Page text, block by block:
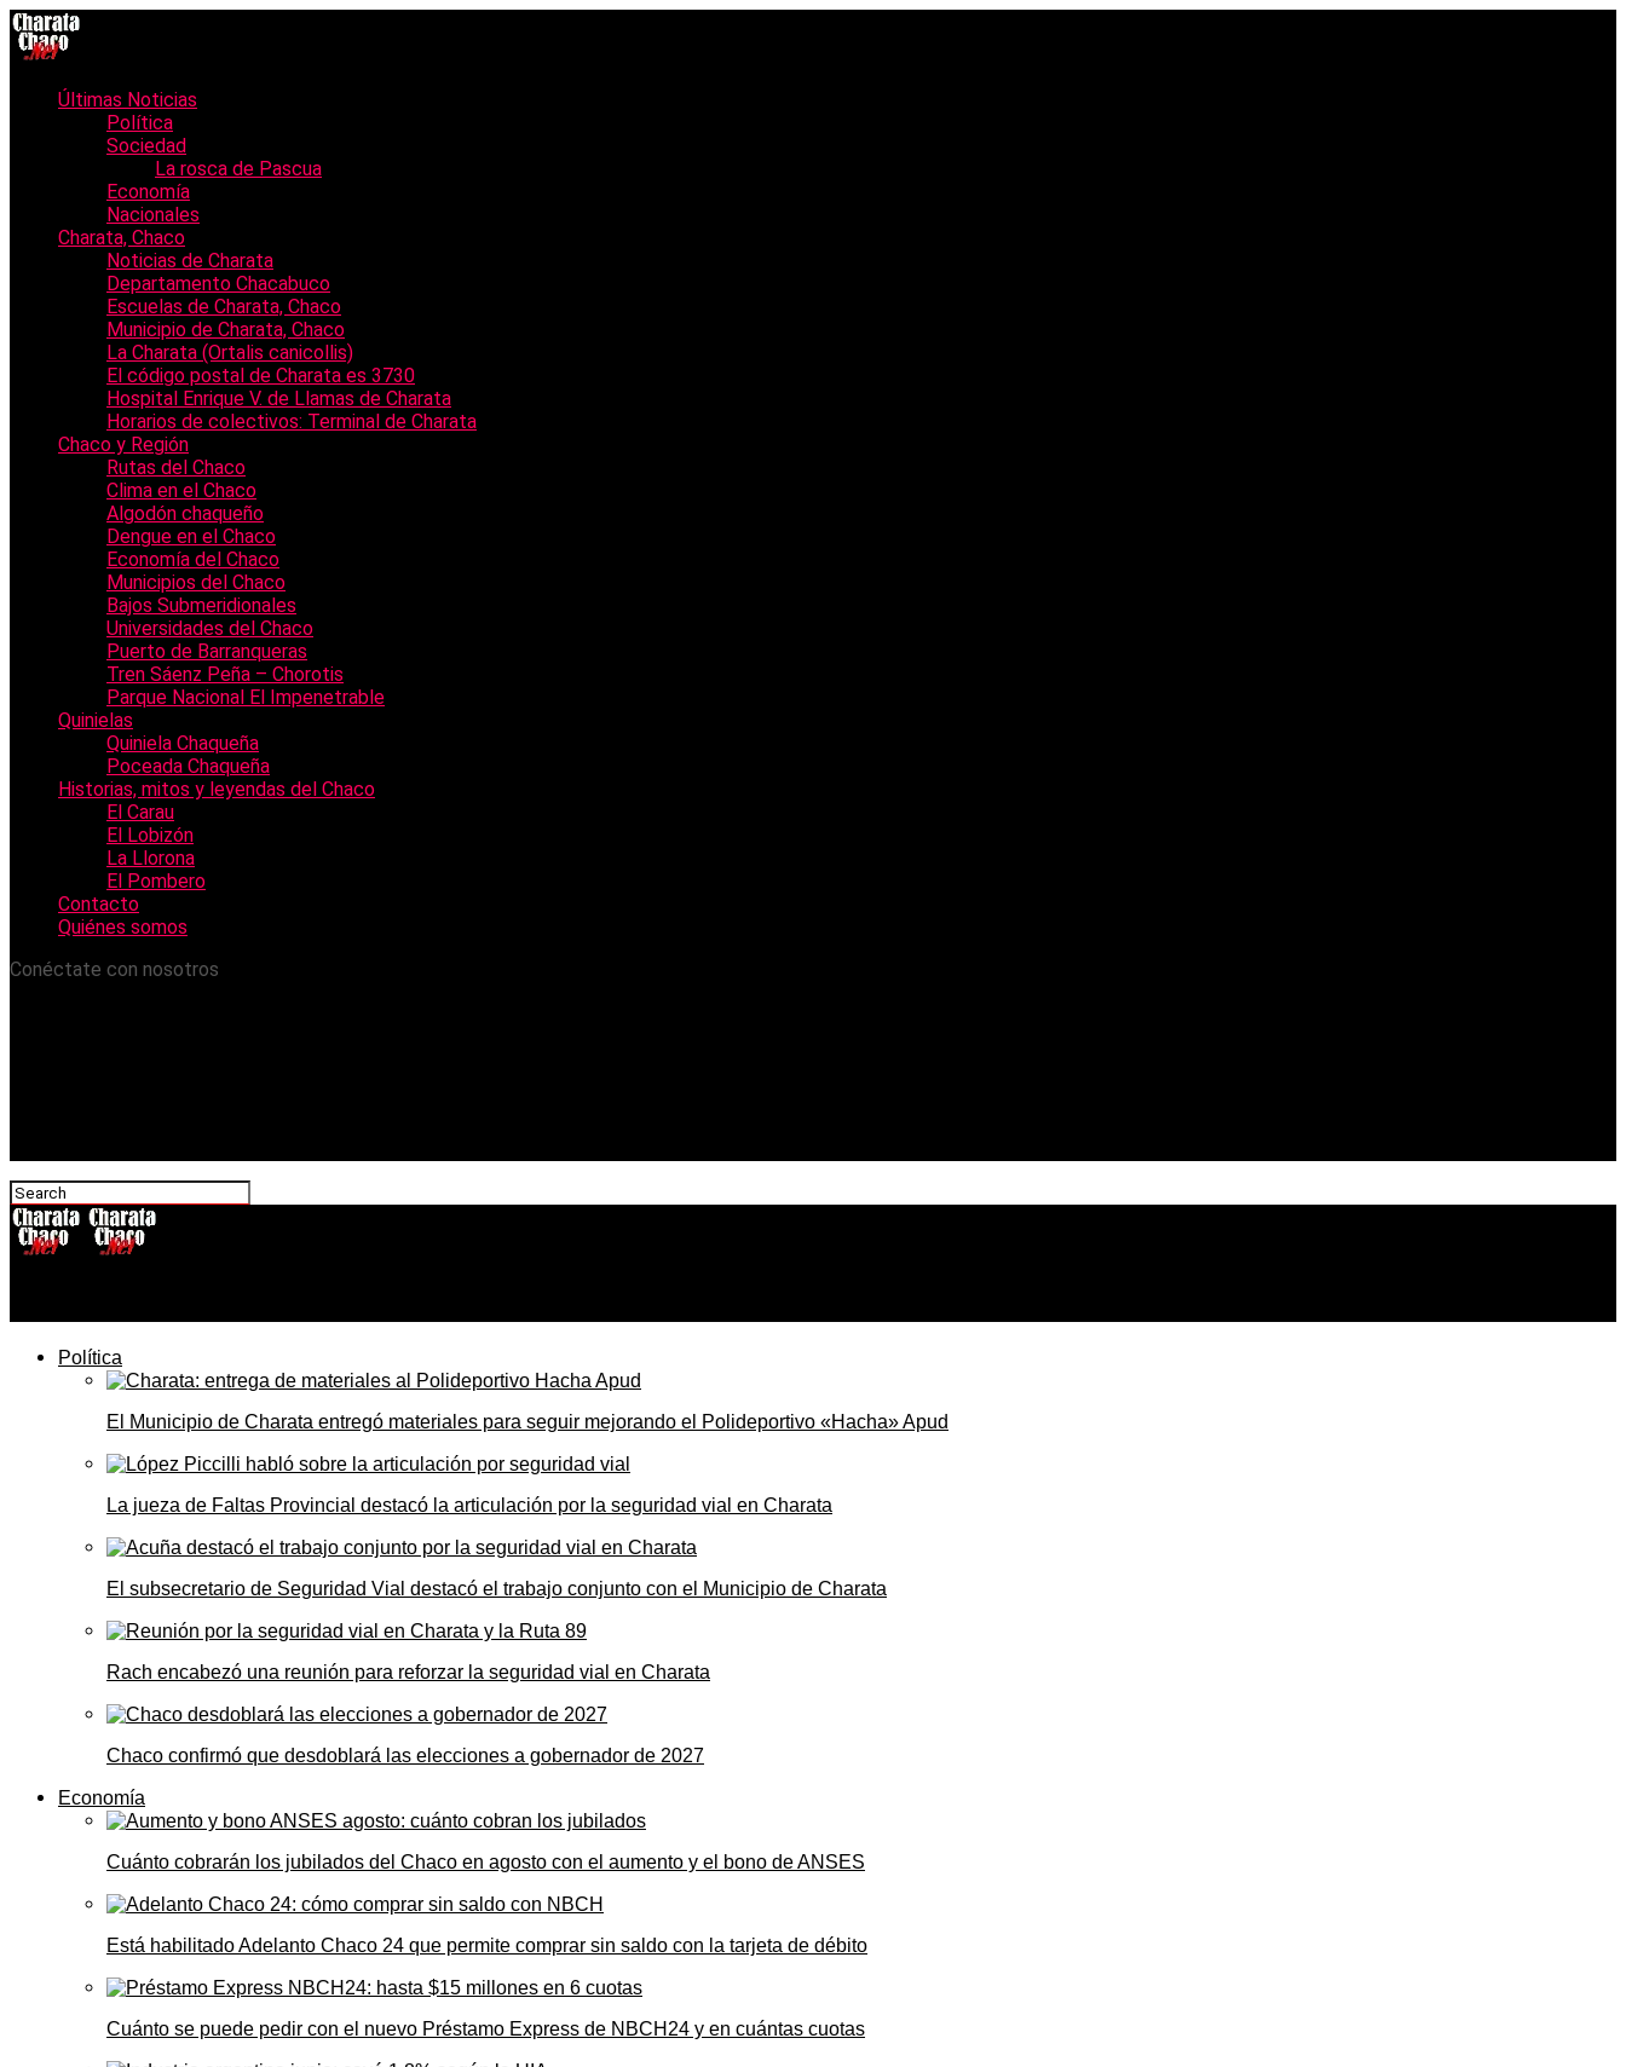
Últimas Noticias
Política
Sociedad
La rosca de Pascua
Economía
Nacionales
Charata, Chaco
Noticias de Charata
Departamento Chacabuco
Escuelas de Charata, Chaco
Municipio de Charata, Chaco
La Charata (Ortalis canicollis)
El código postal de Charata es 3730
Hospital Enrique V. de Llamas de Charata
Horarios de colectivos: Terminal de Charata
Chaco y Región
Rutas del Chaco
Clima en el Chaco
Algodón chaqueño
Dengue en el Chaco
Economía del Chaco
Municipios del Chaco
Bajos Submeridionales
Universidades del Chaco
Puerto de Barranqueras
Tren Sáenz Peña – Chorotis
Parque Nacional El Impenetrable
Quinielas
Quiniela Chaqueña
Poceada Chaqueña
Historias, mitos y leyendas del Chaco
El Carau
El Lobizón
La Llorona
El Pombero
Contacto
Quiénes somos
Conéctate con nosotros
Política
El Municipio de Charata entregó materiales para seguir mejorando el Polideportivo «Hacha» Apud
La jueza de Faltas Provincial destacó la articulación por la seguridad vial en Charata
El subsecretario de Seguridad Vial destacó el trabajo conjunto con el Municipio de Charata
Rach encabezó una reunión para reforzar la seguridad vial en Charata
Chaco confirmó que desdoblará las elecciones a gobernador de 2027
Economía
Cuánto cobrarán los jubilados del Chaco en agosto con el aumento y el bono de ANSES
Está habilitado Adelanto Chaco 24 que permite comprar sin saldo con la tarjeta de débito
Cuánto se puede pedir con el nuevo Préstamo Express de NBCH24 y en cuántas cuotas